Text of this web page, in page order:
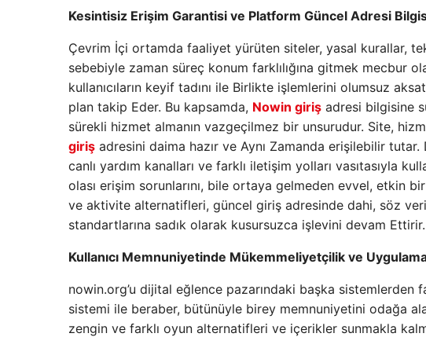
Kesintisiz Erişim Garantisi ve Platform Güncel Adresi
Çevrim İçi ortamda faaliyet yürüten siteler, yasal kurallar,
sebebiyle zaman süreç konum farklılığına gitmek mecbur
kullanıcıların keyif tadını ile Birlikte işlemlerini olumsuz
plan takip Eder. Bu kapsamda, Nowin giriş adresi bilgisine
sürekli hizmet almanın vazgeçilmez bir unsurudur. Site,
giriş adresini daima hazır ve Aynı Zamanda erişilebilir
canlı yardım kanalları ve farklı iletişim yolları vasıtasıyla
olası erişim sorunlarını, bile ortaya gelmeden evvel, etkin
ve aktivite alternatifleri, güncel giriş adresinde dahi, söz
standartlarına sadık olarak kusursuzca işlevini devam Ettirir.
Kullanıcı Memnuniyetinde Mükemmeliyetçilik ve Uygulama
nowin.org’u dijital eğlence pazarındaki başka sistemlerden
sistemi ile beraber, bütünüyle birey memnuniyetini odağa
zengin ve farklı oyun alternatifleri ve içerikler sunmakla